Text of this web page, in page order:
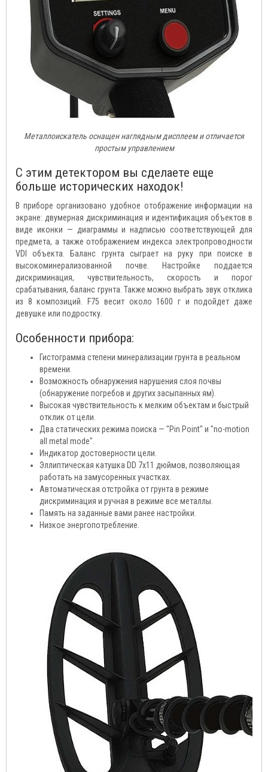
Металлоискатель оснащен наглядным дисплеем и отличается
простым управлением
С этим детектором вы сделаете еще
больше исторических находок!
В приборе организовано удобное отображение информации на
экране: двумерная дискриминация и идентификация объектов в
виде иконки — диаграммы и надписью соответствующей для
предмета, а также отображением индекса электропроводности
VDI объекта. Баланс грунта сыграет на руку при поиске в
высокоминерализованной почве. Настройке поддается
дискриминация, чувствительность, скорость и порог
срабатывания, баланс грунта. Также можно выбрать звук отклика
из 8 композиций. F75 весит около 1600 г и подойдет даже
девушке или подростку.
Особенности прибора:
Гистограмма степени минерализации грунта в реальном
времени.
Возможность обнаружения нарушения слоя почвы
(обнаружение погребов и других засыпанных ям).
Высокая чувствительность к мелким объектам и быстрый
отклик от цели.
Два статических режима поиска — "Pin Point" и "no-motion
all metal mode".
Индикатор достоверности цели.
Эллиптическая катушка DD 7х11 дюймов, позволяющая
работать на замусоренных участках.
Автоматическая отстройка от грунта в режиме
дискриминация и ручная в режиме все металлы.
Память на заданные вами ранее настройки.
Низкое энергопотребление.